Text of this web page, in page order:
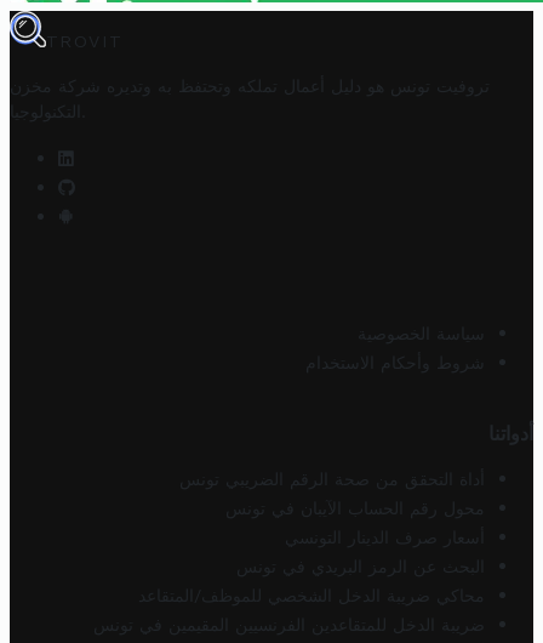
TROVIT
تروفيت تونس هو دليل أعمال تملكه وتحتفظ به وتديره
شركة مخزن
التكنولوجيا
سياسة الخصوصية
شروط وأحكام الاستخدام
أدواتنا
أداة التحقق من صحة الرقم الضريبي تونس
محول رقم الحساب الآيبان في تونس
أسعار صرف الدينار التونسي
البحث عن الرمز البريدي في تونس
محاكي ضريبة الدخل الشخصي للموظف/المتقاعد
ضريبة الدخل للمتقاعدين الفرنسيين المقيمين في تونس